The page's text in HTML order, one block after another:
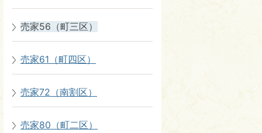
売家56（町三区）
売家61（町四区）
売家72（南割区）
売家80（町二区）